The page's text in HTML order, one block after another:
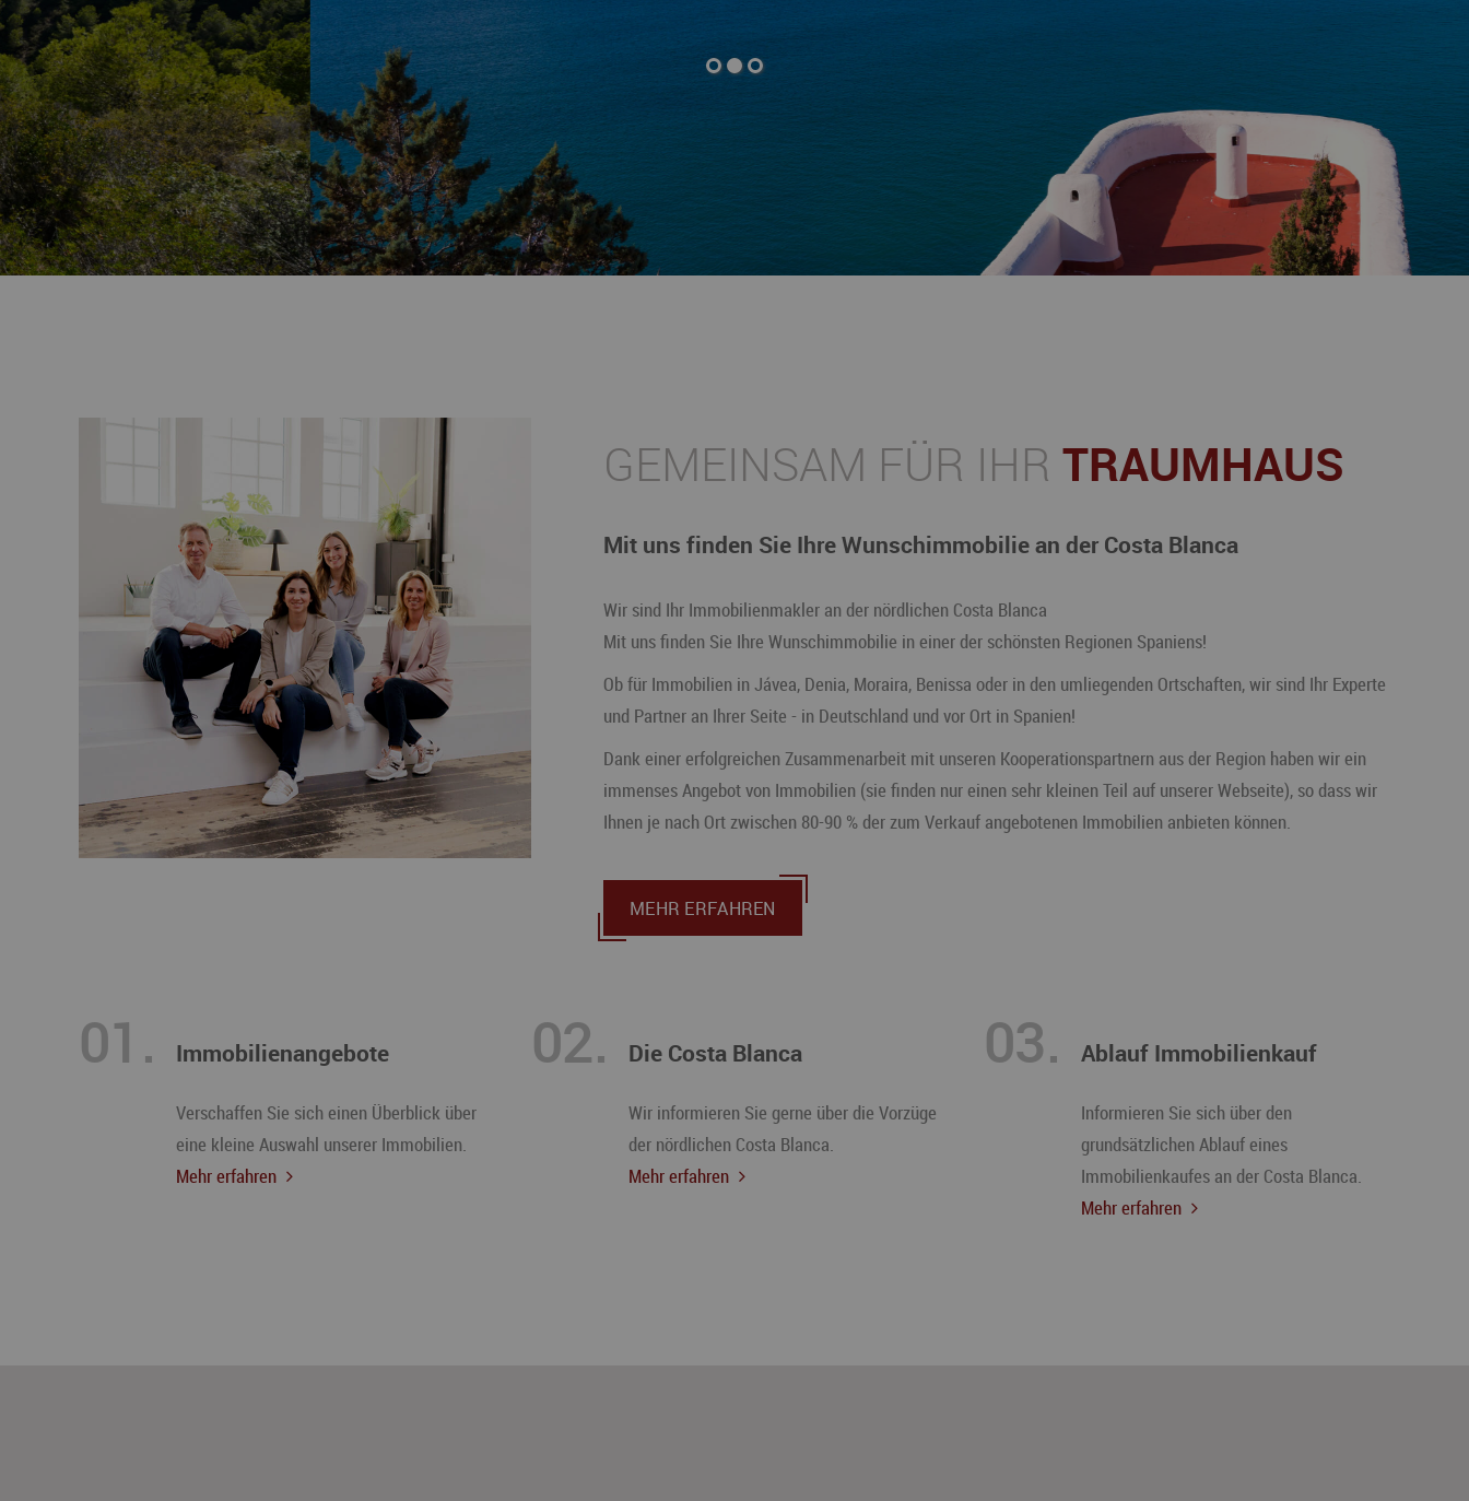
GEMEINSAM FÜR IHR TRAUMHAUS
Mit uns finden Sie Ihre Wunschimmobilie an der Costa Blanca
Wir sind Ihr Immobilienmakler an der nördlichen Costa Blanca
Mit uns finden Sie Ihre Wunschimmobilie in einer der schönsten Regionen Spaniens!
Ob für Immobilien in Jávea, Denia, Moraira, Benissa oder in den umliegenden Ortschaften, wir sind Ihr Experte
und Partner an Ihrer Seite - in Deutschland und vor Ort in Spanien!
Dank einer erfolgreichen Zusammenarbeit mit unseren Kooperationspartnern aus der Region haben wir ein
immenses Angebot von Immobilien (sie finden nur einen sehr kleinen Teil auf unserer Webseite), so dass wir
Ihnen je nach Ort zwischen 80-90 % der zum Verkauf angebotenen Immobilien anbieten können.
MEHR ERFAHREN
01. Immobilienangebote
Verschaffen Sie sich einen Überblick über
eine kleine Auswahl unserer Immobilien.
Mehr erfahren
02. Die Costa Blanca
Wir informieren Sie gerne über die Vorzüge
der nördlichen Costa Blanca.
Mehr erfahren
03. Ablauf Immobilienkauf
Informieren Sie sich über den
grundsätzlichen Ablauf eines
Immobilienkaufes an der Costa Blanca.
Mehr erfahren
Speichert die aktuelle Session des Besuchers
Laufzeit:
Name:
Zweck:
Cookies:
Laufzeit:
Dauer der Browsersitzung
2 Jahre